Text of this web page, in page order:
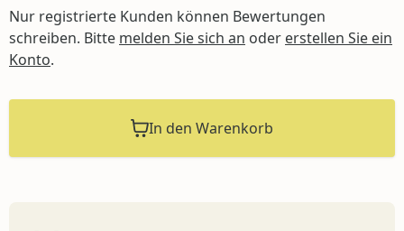
Nur registrierte Kunden können Bewertungen
schreiben. Bitte melden Sie sich an oder erstellen Sie ein
Konto.
In den Warenkorb